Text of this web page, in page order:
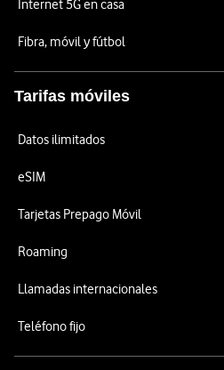
Internet 5G en casa
Fibra, móvil y fútbol
Tarifas móviles
Datos ilimitados
eSIM
Tarjetas Prepago Móvil
Roaming
Llamadas internacionales
Teléfono fijo